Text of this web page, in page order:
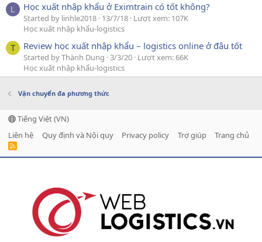
L Học xuất nhập khẩu ở Eximtrain có tốt không?
Started by linhle2018 13/7/18 Lượt xem: 107K
Học xuất nhập khẩu-logistics
T Review học xuất nhập khẩu – logistics online ở đâu tốt
Started by Thành Dung 3/3/20 Lượt xem: 66K
Học xuất nhập khẩu-logistics
Vận chuyển đa phương thức
Tiếng Việt (VN)
Liên hệ
Quy định và Nội quy Privacy policy Trợ giúp Trang chủ
R